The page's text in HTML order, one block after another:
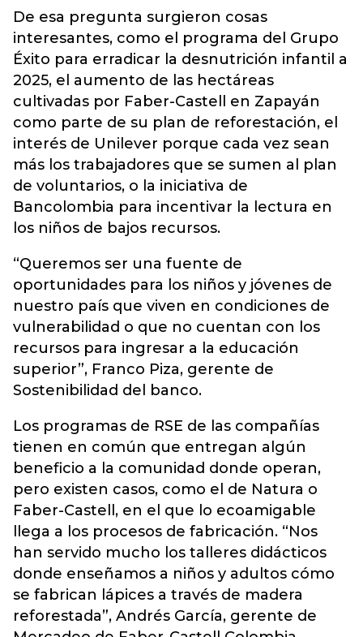
De esa pregunta surgieron cosas
interesantes, como el programa del Grupo
Éxito para erradicar la desnutrición infantil a
2025, el aumento de las hectáreas
cultivadas por Faber-Castell en Zapayán
como parte de su plan de reforestación, el
interés de Unilever porque cada vez sean
más los trabajadores que se sumen al plan
de voluntarios, o la iniciativa de
Bancolombia para incentivar la lectura en
los niños de bajos recursos.
“Queremos ser una fuente de
oportunidades para los niños y jóvenes de
nuestro país que viven en condiciones de
vulnerabilidad o que no cuentan con los
recursos para ingresar a la educación
superior”, Franco Piza, gerente de
Sostenibilidad del banco.
Los programas de RSE de las compañías
tienen en común que entregan algún
beneficio a la comunidad donde operan,
pero existen casos, como el de Natura o
Faber-Castell, en el que lo ecoamigable
llega a los procesos de fabricación. “Nos
han servido mucho los talleres didácticos
donde enseñamos a niños y adultos cómo
se fabrican lápices a través de madera
reforestada”, Andrés García, gerente de